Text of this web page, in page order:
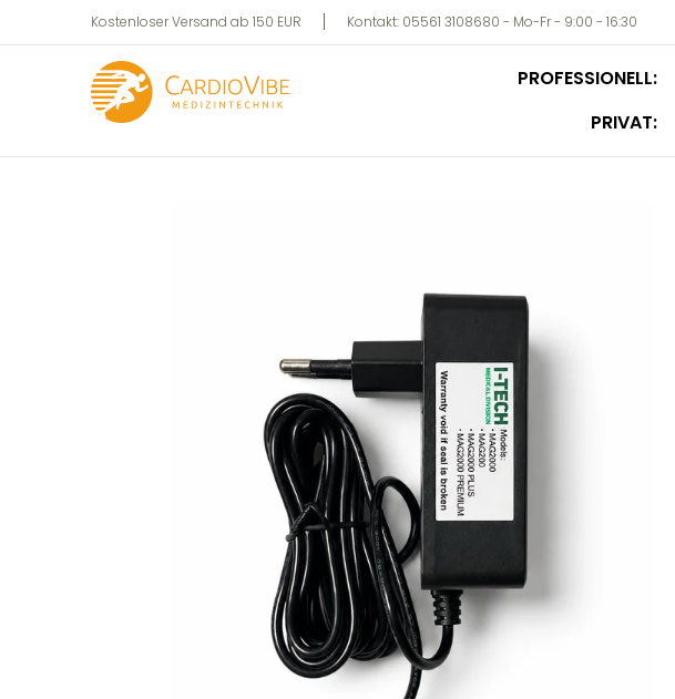
Zum Hauptinhalt springen
Privat Professionell
Kostenloser Versand ab 150 EUR Kontakt: 05561 3108680 - Mo-Fr - 9:00 - 16:30
PROFESSIONELL:
PRIVAT: